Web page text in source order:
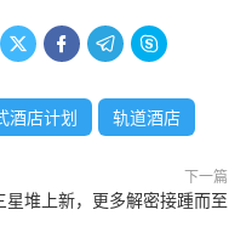
   
酒店计划 轨道酒店
下一篇
星堆上新，更多解密接踵而至